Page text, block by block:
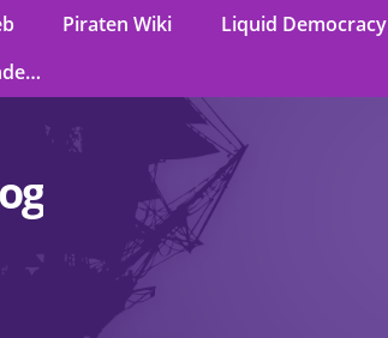
Piraten Wiki Liquid Democracy